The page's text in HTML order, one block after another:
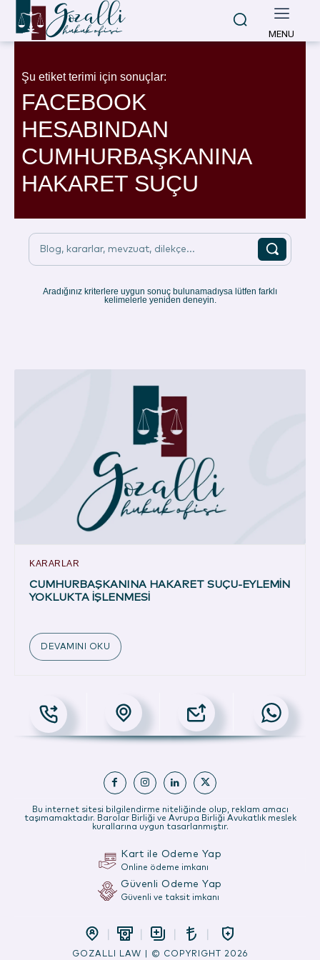
MENU
Şu etiket terimi için sonuçlar:
FACEBOOK
HESABINDAN
CUMHURBAŞKANINA
HAKARET SUÇU
Blog, kararlar, mevzuat, dilekçe...
Aradığınız kriterlere uygun sonuç bulunamadıysa lütfen farklı
kelimelerle yeniden deneyin.
KARARLAR
CUMHURBAŞKANINA HAKARET SUÇU-EYLEMİN
YOKLUKTA İŞLENMESİ
DEVAMINI OKU
Bu internet sitesi bilgilendirme niteliğinde olup, reklam amacı
taşımamaktadır. Barolar Birliği ve Avrupa Birliği Avukatlık meslek
kurallarına uygun tasarlanmıştır.
Kart ile Ödeme Yap
Online ödeme imkanı
Güvenli Ödeme Yap
Güvenli ve taksit imkanı
GOZALLI LAW | © COPYRIGHT 2026